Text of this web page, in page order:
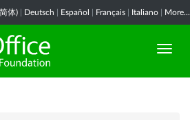
体) Deutsch Español Français Italiano More...